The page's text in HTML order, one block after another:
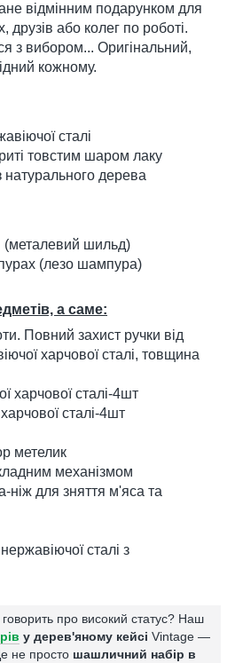
відмінним подарунком для
друзів або колег по роботі.
з вибором... Оригінальний,
кожному.
сталі
товстим шаром лаку
натурального дерева
(металевий шильд)
(лезо шампура)
а саме:
Повний захист ручки від
харчової сталі, товщина
харчової сталі-4шт
сталі-4шт
метелик
механізмом
ніж для зняття м'яса та
сталі з
про високий статус? Наш
у дерев'яному кейсі Vintage —
не просто шашличний набір в